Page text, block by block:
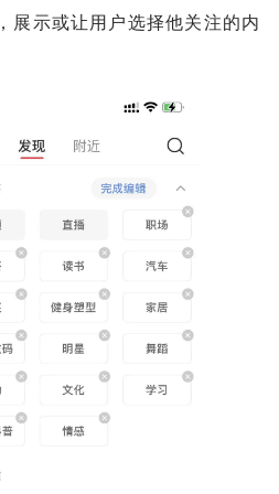
展示或让用户选择他关注的内